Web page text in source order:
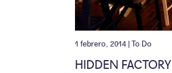
1 febrero, 2014 |To Do
HIDDEN FACTORY